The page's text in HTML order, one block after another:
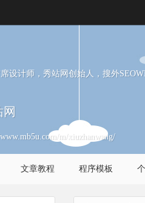
设计师，秀站网创始人，搜外
网
m/xiuzhanwang/
文章教程 程序模板